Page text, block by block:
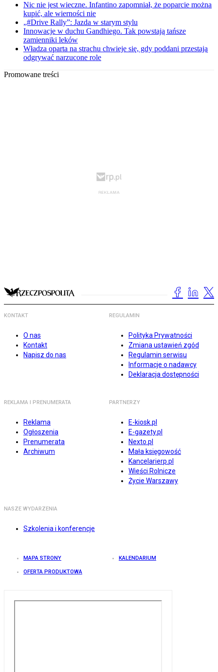
Nic nie jest wieczne. Infantino zapomniał, że poparcie można
kupić, ale wierności nie
„#Drive Rally”: Jazda w starym stylu
Innowacje w duchu Gandhiego. Tak powstają tańsze
zamienniki leków
Władza oparta na strachu chwieje się, gdy poddani przestają
odgrywać narzucone role
Promowane treści
KONTAKT
O nas
Kontakt
Napisz do nas
REGULAMIN
Polityka Prywatności
Zmiana ustawień zgód
Regulamin serwisu
Informacje o nadawcy
Deklaracja dostępności
REKLAMA I PRENUMERATA
Reklama
Ogłoszenia
Prenumerata
Archiwum
PARTNERZY
E-kiosk.pl
E-gazety.pl
Nexto.pl
Mała księgowość
Kancelarierp.pl
Wieści Rolnicze
Życie Warszawy
NASZE WYDARZENIA
Szkolenia i konferencje
MAPA STRONY KALENDARIUM
OFERTA PRODUKTOWA